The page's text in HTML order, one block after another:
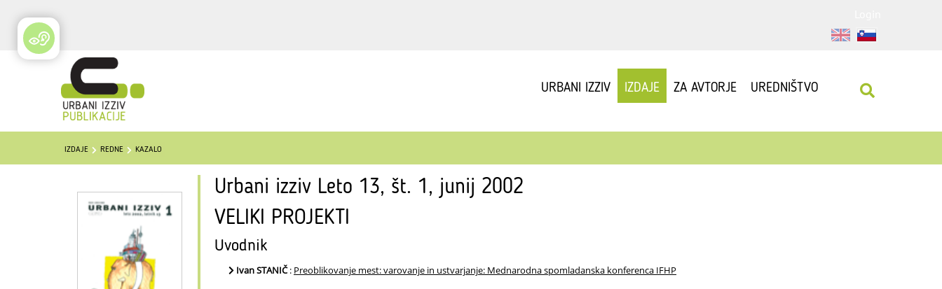
URBANI IZZIV IZDAJE ZA AVTORJE UREDNIŠTVO
IZDAJE REDNE KAZALO
Urbani izziv Leto 13, št. 1, junij 2002
VELIKI PROJEKTI
Uvodnik
Ivan STANIČ: Preoblikovanje mest: varovanje in ustvarjanje: Mednarodna spomladanska konferenca IFHP